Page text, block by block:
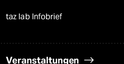
taz lab Infobrief
Veranstaltungen